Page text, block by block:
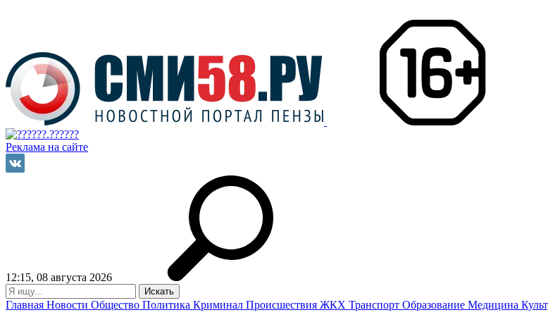
Реклама на сайте
12:15, 08 августа 2026
Главная Новости Общество Политика Криминал Происшествия ЖКХ Транспорт Образование Медицина